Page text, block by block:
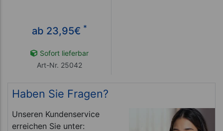
ab 23,95€ *
Sofort lieferbar
Art-Nr. 25042
Haben Sie Fragen?
Unseren Kundenservice
erreichen Sie unter: